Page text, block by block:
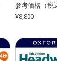
参考価格（税
¥8,800